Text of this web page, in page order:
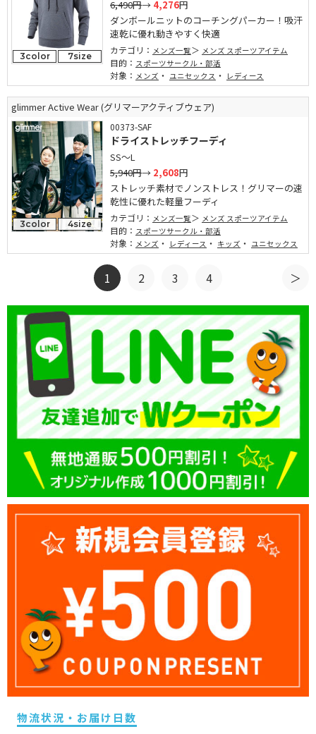
3color 7size
6,490円→ 4,276円
ダンボールニットのコーチングパーカー！吸汗
速乾に優れ動きやすく快適
カテゴリ： メンズ一覧 メンズ スポーツアイテム
目的： スポーツサークル・部活
対象： メンズ ・ ユニセックス ・ レディース
glimmer Active Wear (グリマーアクティブウェア)
3color 4size
00373-SAF
ドライストレッチフーディ
SS～L
5,940円→ 2,608円
ストレッチ素材でノンストレス！グリマーの速
乾性に優れた軽量フーディ
カテゴリ： メンズ一覧 メンズ スポーツアイテム
目的： スポーツサークル・部活
対象： メンズ ・ レディース ・ キッズ ・ ユニセックス
1 2 3 4
物流状況・お届け日数